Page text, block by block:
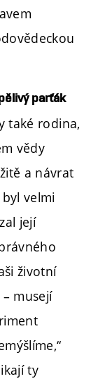
parťák
také rodina,
vědy
a návrat
velmi
její
životní
musejí
ty